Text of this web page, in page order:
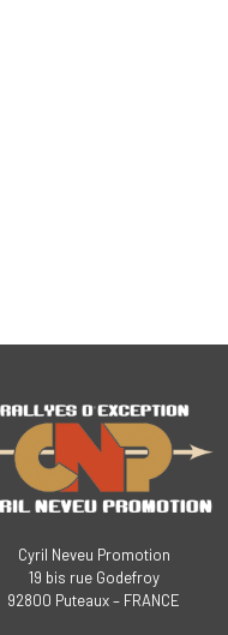
Cyril Neveu Promotion
19 bis rue Godefroy
92800 Puteaux – FRANCE